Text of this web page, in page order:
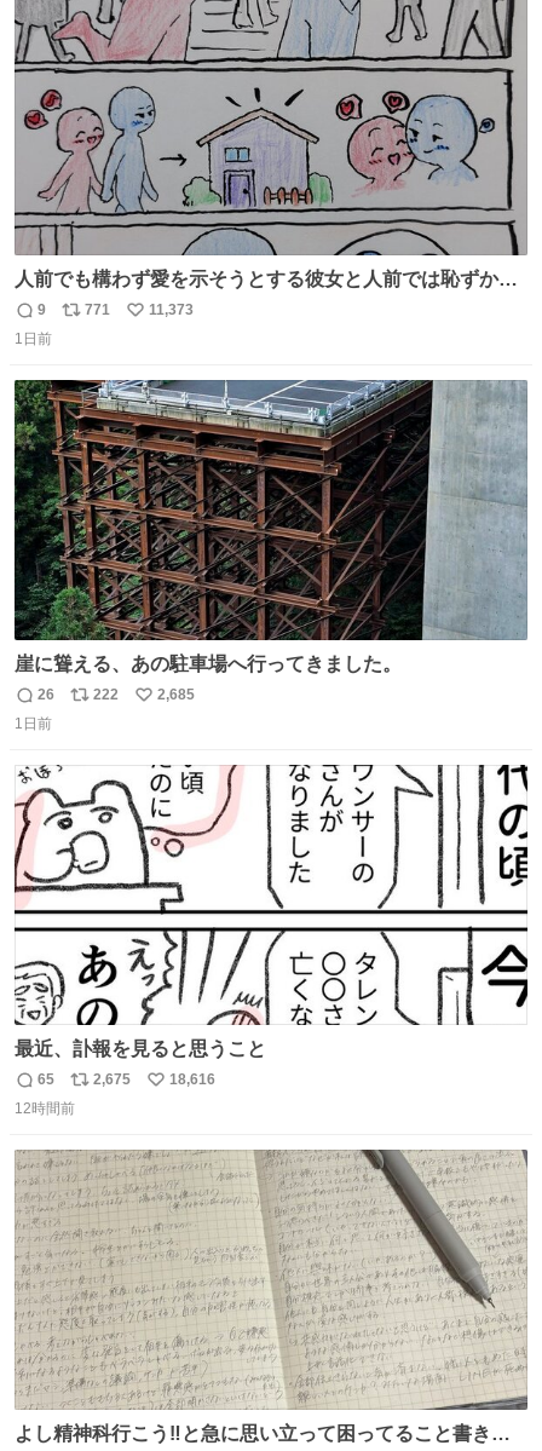
ト
数
数
人前でも構わず愛を示そうとする彼女と人前では恥ずかし
いけど彼女を死ぬほど愛している彼氏 同士いませんか✋️
返
信
9
リ
ト
数
771
い
数
11,373
1日前
崖に聳える、あの駐車場へ行ってきました。
返
信
26
リ
数
222
い
2,685
1日前
最近、訃報を見ると思うこと
返
信
65
リ
ポ
ト
数
2,675
い
数
18,616
12時間前
よし精神科行こう‼️と急に思い立って困ってること書き出